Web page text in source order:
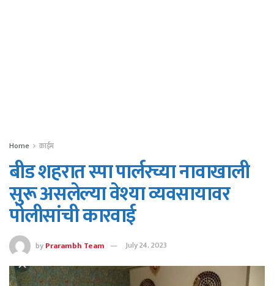
Home क्राईम
बीड शहरात स्पा पार्लरच्या नावाखाली
सुरू असलेल्या वेश्या व्यवसायावर
पोलीसांची कारवाई
byPrarambh Team July 24, 2023